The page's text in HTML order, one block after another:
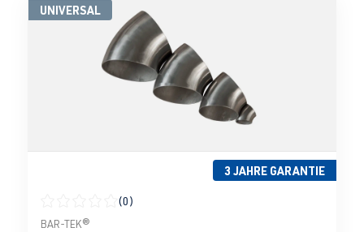
UNIVERSAL
3 JAHRE GARANTIE
Durchschnittliche Bewertung von 0 von 5 Sternen
(0)
BAR-TEK®